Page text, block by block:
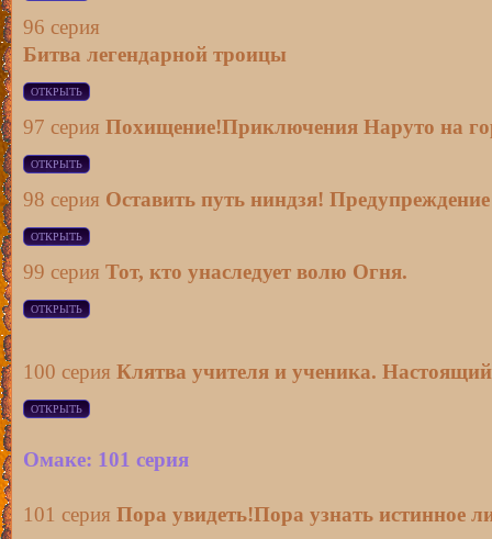
96 серия
Битва легендарной троицы
97 серия Похищение!Приключения Наруто на
98 серия Оставить путь ниндзя!
99 серия Тот, кто унаследует волю Огня.
100 серия Клятва учителя и ученика.
Омаке: 101 серия
101 серия Пора увидеть!Пора узнать истинное